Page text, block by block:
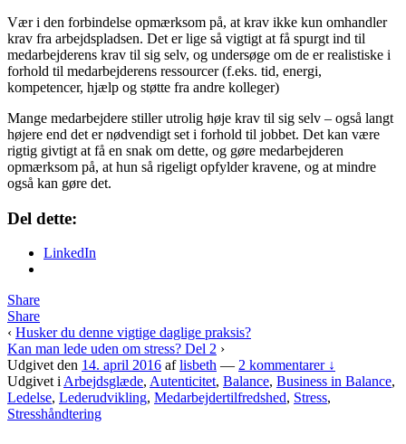
Vær i den forbindelse opmærksom på, at krav ikke kun omhandler
krav fra arbejdspladsen. Det er lige så vigtigt at få spurgt ind til
medarbejderens krav til sig selv, og undersøge om de er realistiske i
forhold til medarbejderens ressourcer (f.eks. tid, energi,
kompetencer, hjælp og støtte fra andre kolleger)
Mange medarbejdere stiller utrolig høje krav til sig selv – også langt
højere end det er nødvendigt set i forhold til jobbet. Det kan være
rigtig givtigt at få en snak om dette, og gøre medarbejderen
opmærksom på, at hun så rigeligt opfylder kravene, og at mindre
også kan gøre det.
Del dette:
LinkedIn
Share
Share
‹ Husker du denne vigtige daglige praksis?
Kan man lede uden om stress? Del 2 ›
Udgivet den 14. april 2016 aflisbeth — 2 kommentarer ↓
Udgivet i Arbejdsglæde, Autenticitet, Balance, Business in Balance,
Ledelse, Lederudvikling, Medarbejdertilfredshed, Stress,
Stresshåndtering